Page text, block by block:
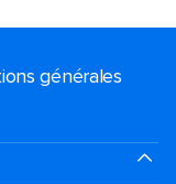
générales